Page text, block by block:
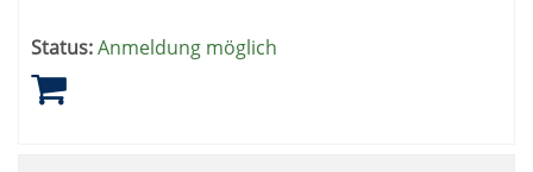
Status:Anmeldung möglich